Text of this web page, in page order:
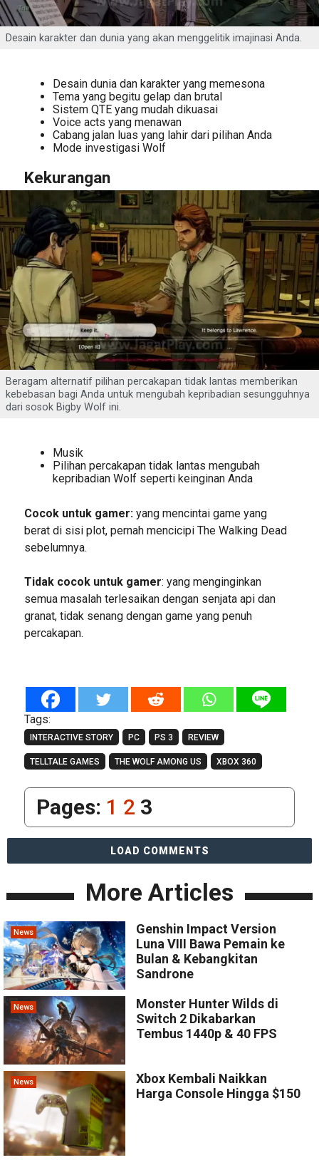
Desain karakter dan dunia yang akan menggelitik imajinasi Anda.
Desain dunia dan karakter yang memesona
Tema yang begitu gelap dan brutal
Sistem QTE yang mudah dikuasai
Voice acts yang menawan
Cabang jalan luas yang lahir dari pilihan Anda
Mode investigasi Wolf
Kekurangan
Beragam alternatif pilihan percakapan tidak lantas memberikan
kebebasan bagi Anda untuk mengubah kepribadian sesungguhnya
dari sosok Bigby Wolf ini.
Musik
Pilihan percakapan tidak lantas mengubah
kepribadian Wolf seperti keinginan Anda
Cocok untuk gamer: yang mencintai game yang
berat di sisi plot, pernah mencicipi The Walking Dead
sebelumnya.
Tidak cocok untuk gamer: yang menginginkan
semua masalah terlesaikan dengan senjata api dan
granat, tidak senang dengan game yang penuh
percakapan.
Tags:
INTERACTIVE STORY PC PS 3 REVIEW
TELLTALE GAMES THE WOLF AMONG US XBOX 360
Pages: 1 2 3
LOAD COMMENTS
More Articles
News
Genshin Impact Version
Luna VIII Bawa Pemain ke
Bulan & Kebangkitan
Sandrone
News
Monster Hunter Wilds di
Switch 2 Dikabarkan
Tembus 1440p & 40 FPS
News
Xbox Kembali Naikkan
Harga Console Hingga $150